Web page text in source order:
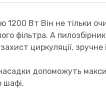
Вт Він не тільки
фільтра. А
циркуляції, зручне
допоможуть
шафі.